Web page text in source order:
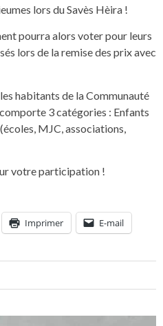
lors du Savès Hèira !
pourra alors voter pour leurs
lors de la remise des prix avec
habitants de la Communauté
3 catégories : Enfants
MJC, associations,
votre participation !
Imprimer E-mail